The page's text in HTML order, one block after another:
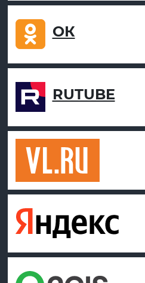
ОК
RUTUBE